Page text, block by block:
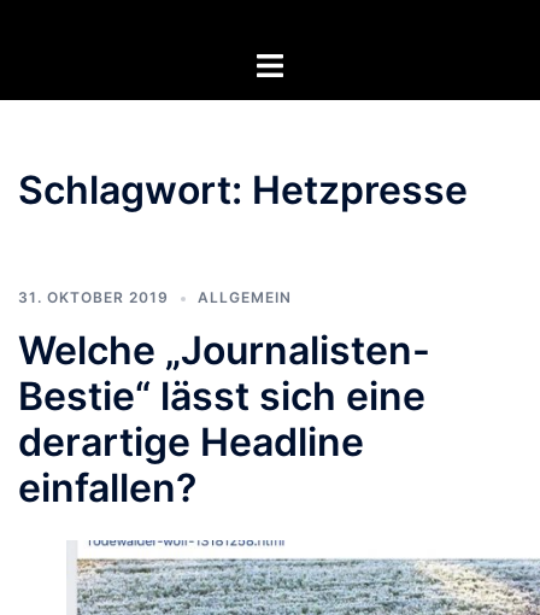
Menü
Schlagwort: Hetzpresse
31. OKTOBER 2019 ALLGEMEIN
Welche „Journalisten-
Bestie“ lässt sich eine
derartige Headline
einfallen?